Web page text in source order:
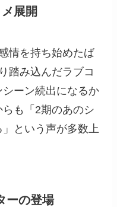
展開
情を持ち始めたば
踏み込んだラブコ
ーン続出になるか
も「2期のあのシ
という声が多数上
ーの登場